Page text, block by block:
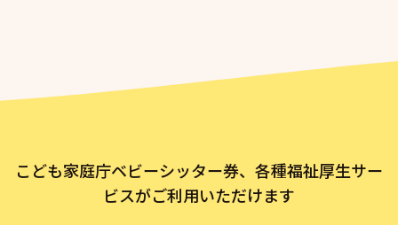
こども家庭庁ベビーシッター券、各種福祉厚生サー
ビスがご利用いただけます